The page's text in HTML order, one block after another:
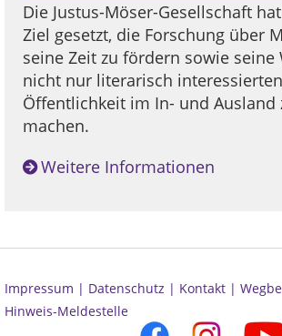
Die Justus-Möser-Gesellschaft
Ziel gesetzt, die Forschung über
seine Zeit zu fördern sowie seine
nicht nur literarisch interessierten
Öffentlichkeit im In- und Ausland
machen.
Weitere Informationen
Impressum | Datenschutz | Kontakt |
Hinweis-Meldestelle